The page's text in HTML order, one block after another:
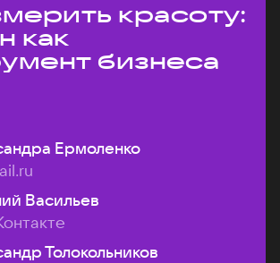
красоту:
как
бизнеса
Ермоленко
Васильев
Толокольников